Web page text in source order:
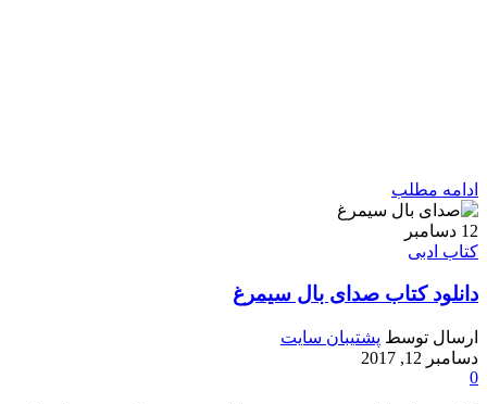
ادامه مطلب
12 دسامبر
کتاب ادبی
دانلود کتاب صدای بال سیمرغ
ارسال توسط پشتیبان سایت
دسامبر 12, 2017
0